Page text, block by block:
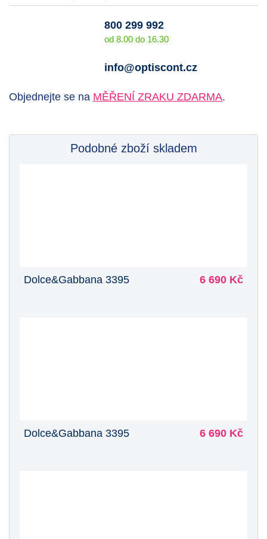
800 299 992
od 8.00 do 16.30
info@optiscont.cz
Objednejte se na MĚŘENÍ ZRAKU ZDARMA.
Podobné zboží skladem
Dolce&Gabbana 3395 6 690 Kč
Dolce&Gabbana 3395 6 690 Kč